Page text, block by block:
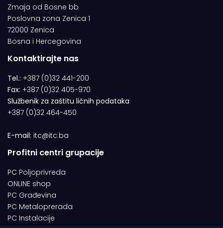
Zmaja od Bosne bb
Poslovna zona Zenica 1
72000 Zenica
Bosna i Hercegovina
Kontaktirajte nas
Tel.: +387 (0)32 441-200
Fax: +387 (0)32 405-970
Službenik za zaštitu ličnih podataka
+387 (0)32 464-450
E-mail: itc@itc.ba
Profitni centri grupacije
PC Poljoprivreda
ONLINE shop
PC Građevina
PC Metaloprerada
PC Instalacije